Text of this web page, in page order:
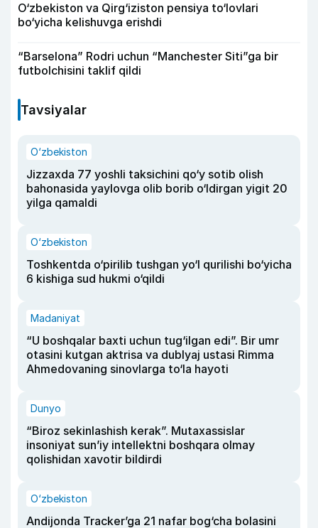
O‘zbekiston va Qirg‘iziston pensiya to‘lovlari
bo‘yicha kelishuvga erishdi
“Barselona” Rodri uchun “Manchester Siti”ga bir
futbolchisini taklif qildi
Tavsiyalar
O‘zbekiston
Jizzaxda 77 yoshli taksichini qo‘y sotib olish
bahonasida yaylovga olib borib o‘ldirgan yigit 20
yilga qamaldi
O‘zbekiston
Toshkentda o‘pirilib tushgan yo‘l qurilishi bo‘yicha
6 kishiga sud hukmi o‘qildi
Madaniyat
“U boshqalar baxti uchun tug‘ilgan edi”. Bir umr
otasini kutgan aktrisa va dublyaj ustasi Rimma
Ahmedovaning sinovlarga to‘la hayoti
Dunyo
“Biroz sekinlashish kerak”. Mutaxassislar
insoniyat sun’iy intellektni boshqara olmay
qolishidan xavotir bildirdi
O‘zbekiston
Andijonda Tracker’ga 21 nafar bog‘cha bolasini